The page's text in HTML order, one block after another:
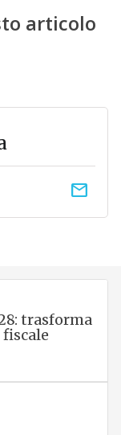
articolo
email
trasforma